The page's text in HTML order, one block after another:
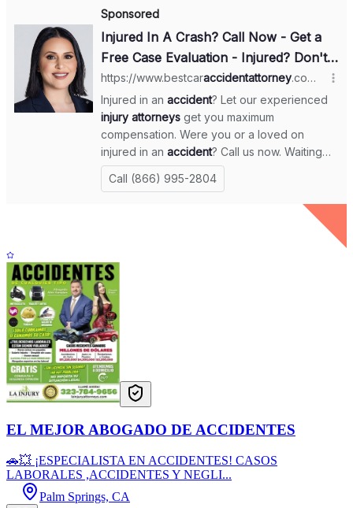
EL MEJOR ABOGADO DE ACCIDENTES
🚗💥 ¡ESPECIALISTA EN ACCIDENTES! CASOS
LABORALES ,ACCIDENTES Y NEGLI...
Palm Springs, CA